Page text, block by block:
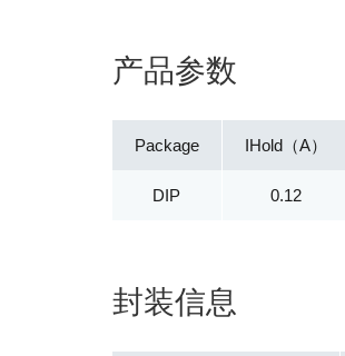
产品参数
Package
DIP
IHold（A）
0.12
封装信息